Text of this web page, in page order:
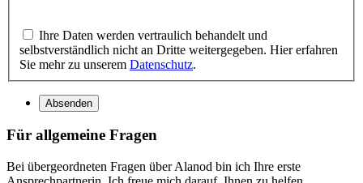
Ihre Daten werden vertraulich behandelt und
selbstverständlich nicht an Dritte weitergegeben. Hier erfahren
Sie mehr zu unserem Datenschutz.
Absenden
Für allgemeine Fragen
Bei übergeordneten Fragen über Alanod bin ich Ihre erste